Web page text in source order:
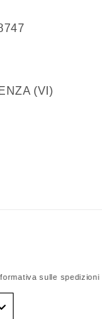
VICENZA
sulle spedizioni